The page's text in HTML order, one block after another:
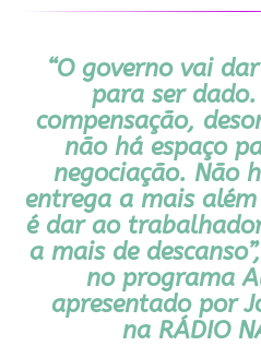
“O governo vai
para ser
compensação,
não há espaço
negociação. Não
entrega a mais
é dar ao
a mais de
no programa
apresentado por
na RÁDIO